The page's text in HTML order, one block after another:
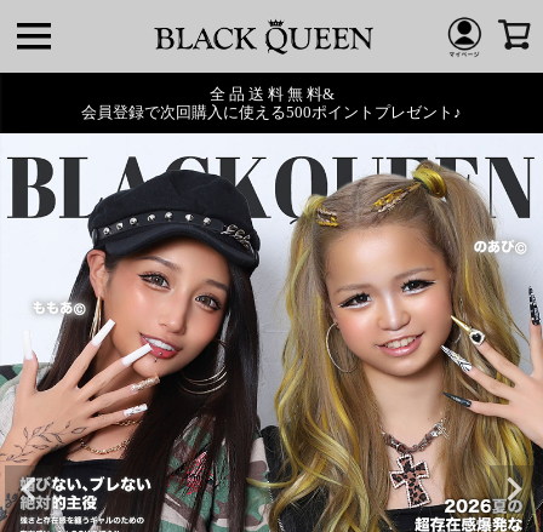
全 品 送 料 無 料&
会員登録で次回購入に使える500ポイントプレゼント♪